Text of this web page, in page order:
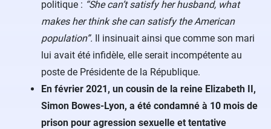
politique : “She can’t satisfy her husband, what
makes her think she can satisfy the American
population”. Il insinuait ainsi que comme son mari
lui avait été infidèle, elle serait incompétente au
poste de Présidente de la République.
En février 2021, un cousin de la reine Elizabeth II,
Simon Bowes-Lyon, a été condamné à 10 mois de
prison pour agression sexuelle et tentative